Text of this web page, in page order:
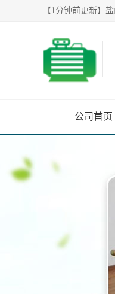
公司首页